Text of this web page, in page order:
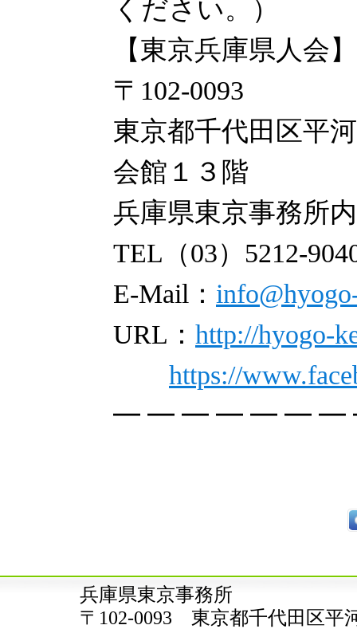
ください。）
【東京兵庫県人会】
〒102-0093
東京都千代田区平
会館１３階
兵庫県東京事務所内
TEL（03）5212-
E-Mail：
URL： http://hyogo-
https://
━ ━ ━ ━ ━ ━ ━
兵庫県東京事務所
〒102-0093 東京都千代田区平